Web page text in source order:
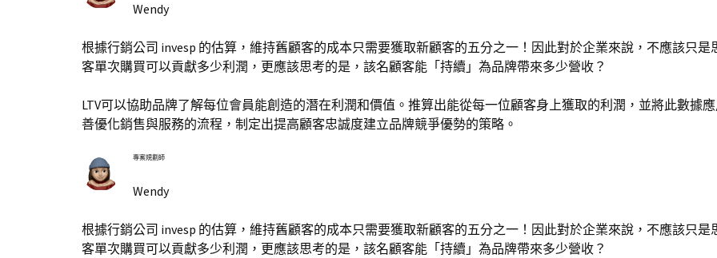
Wendy
根據行銷公司 invesp 的估算，維持舊顧客的成本只需要獲取新顧客的五分之一！因此對於企業來說，不應該只是
客單次購買可以貢獻多少利潤，更應該思考的是，該名顧客能「持續」為品牌帶來多少營收？
LTV可以協助品牌了解每位會員能創造的潛在利潤和價值。推算出能從每一位顧客身上獲取的利潤，並將此數據
善優化銷售與服務的流程，制定出提高顧客忠誠度建立品牌競爭優勢的策略。
專案規劃師
Wendy
根據行銷公司 invesp 的估算，維持舊顧客的成本只需要獲取新顧客的五分之一！因此對於企業來說，不應該只是
客單次購買可以貢獻多少利潤，更應該思考的是，該名顧客能「持續」為品牌帶來多少營收？